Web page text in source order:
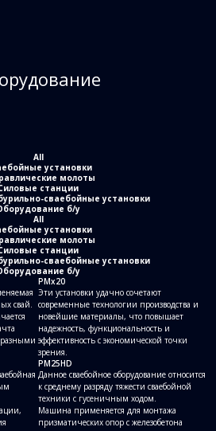
All
установки
молоты
станции
сваебойные установки
б/у
All
установки
молоты
станции
сваебойные установки
б/у
свай.
разными
PMx20
Эти установки удачно сочетают
современные технологии производства и
новейшие материалы, что повышает
надежность, функциональность и
эффективность с экономической точки
зрения.
PM25HD
Данное сваебойное оборудование относится
к среднему разряду тяжести сваебойной
техники с гусеничным ходом.
Машина применяется для монтажа
призматических опор с железобетона